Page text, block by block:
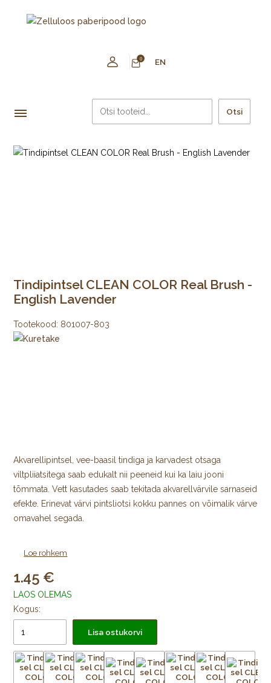
0 EN
Otsi
Tindipintsel CLEAN COLOR Real Brush -
English Lavender
Tootekood: 801007-803
Akvarellipintsel, vee-baasil tindiga ja karvadest otsaga
viltpliiatsitega saab edukalt nii peeneid kui ka laiu jooni
tõmmata. Vett kasutades saab tekitada akvarellvärvile sarnaseid
efekte. Erinevat värvi pintsliotsi kokku pannes on võimalik värve
omavahel segada.
Kuidas kasutada tindipintslit CLEAN COLOR
Loe rohkem
1.45
LAOS OLEMAS
Kogus:
Lisa ostukorvi